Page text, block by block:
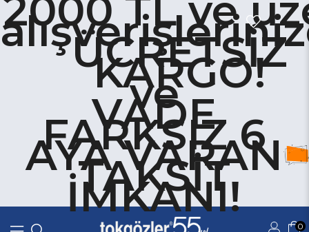
2000 TL ve
ÜCRETSİZ
KARGO!
ve
VADE
FARKSIZ 6
AYA VARAN
TAKSİT
İMKANI!
0